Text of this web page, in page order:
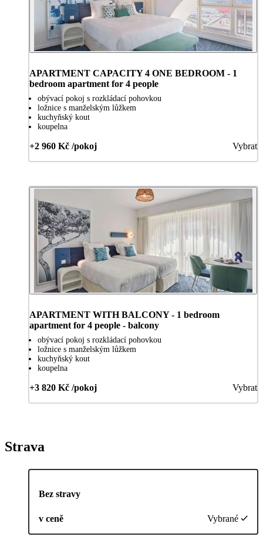
APARTMENT CAPACITY 4 ONE BEDROOM - 1
bedroom apartment for 4 people
obývací pokoj s rozkládací pohovkou
ložnice s manželským lůžkem
kuchyňský kout
koupelna
+2 960 Kč /pokoj Vybrat
APARTMENT WITH BALCONY - 1 bedroom
apartment for 4 people - balcony
obývací pokoj s rozkládací pohovkou
ložnice s manželským lůžkem
kuchyňský kout
koupelna
+3 820 Kč /pokoj Vybrat
Strava
Bez stravy
v ceně Vybrané